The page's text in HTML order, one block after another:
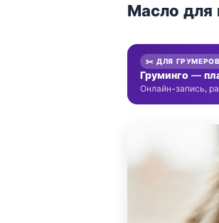
Масло для
✂️ ДЛЯ ГРУМЕРОВ
Груминго —
Онлайн-запись,